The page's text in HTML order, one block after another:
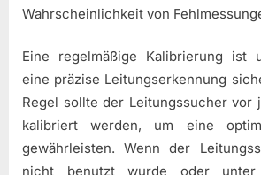
Wahrscheinlichkeit von
Eine regelmäßige Kalibrierung ist
eine präzise Leitungserkennung
Regel sollte der Leitungssucher vor
kalibriert werden, um eine
gewährleisten. Wenn der
nicht benutzt wurde oder unter